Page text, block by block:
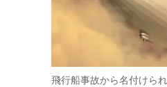
飛行船事故から名付けら